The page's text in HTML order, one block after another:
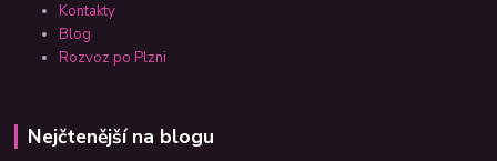
Kontakty
Blog
Rozvoz po Plzni
Nejčtenější na blogu